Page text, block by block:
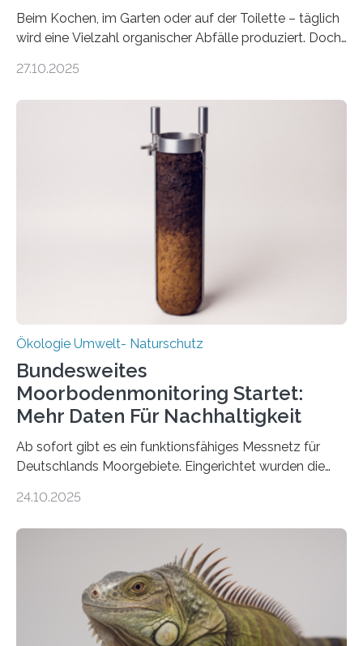
Beim Kochen, im Garten oder auf der Toilette – täglich
wird eine Vielzahl organischer Abfälle produziert. Doch
Potenzial nur dann entfalten können, wenn sie in
Veränderung der Wirtschaft wichtig ist, zeigt der vom
Deutschen Biomasseforschungszentrum und der
Stadtreinigung Leipzig konzipierte und am 24. Oktober
2025 offiziell eingeweihte Stadtrundgang „KreisLauf“. Er
ist ab sofort im Leipziger Stadtgebiet…
27.10.2025
Ökologie Umwelt- Naturschutz
Bundesweites
Moorbodenmonitoring Startet:
Mehr Daten Für Nachhaltigkeit
Ab sofort gibt es ein funktionsfähiges Messnetz für
Deutschlands Moorgebiete. Eingerichtet wurden die
vergangenen fünf Jahren von Wissenschaftlerinnen
heutigen Donnerstag übergeben sie ihren Bericht zur
Aufbauphase an den Auftraggeber, das
Bundesministerium für Landwirtschaft, Ernährung und
Heimat. Braunschweig/Eberswalde (23. Oktober 2025).
Ein Netz aus 155 Messstationen spannt sich neuerdings
über Deutschlands Moorböden. Eingerichtet wurden sie
24.10.2025